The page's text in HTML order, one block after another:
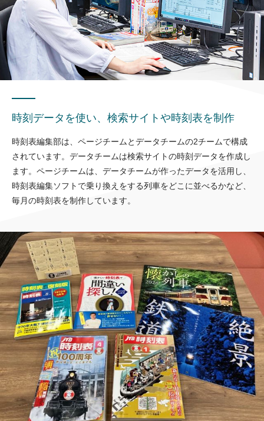
時刻データを使い、検索サイトや時刻表を制作
時刻表編集部は、ページチームとデータチームの2チームで構成
されています。データチームは検索サイトの時刻データを作成し
ます。ページチームは、データチームが作ったデータを活用し、
時刻表編集ソフトで乗り換えをする列車をどこに並べるかなど、
毎月の時刻表を制作しています。